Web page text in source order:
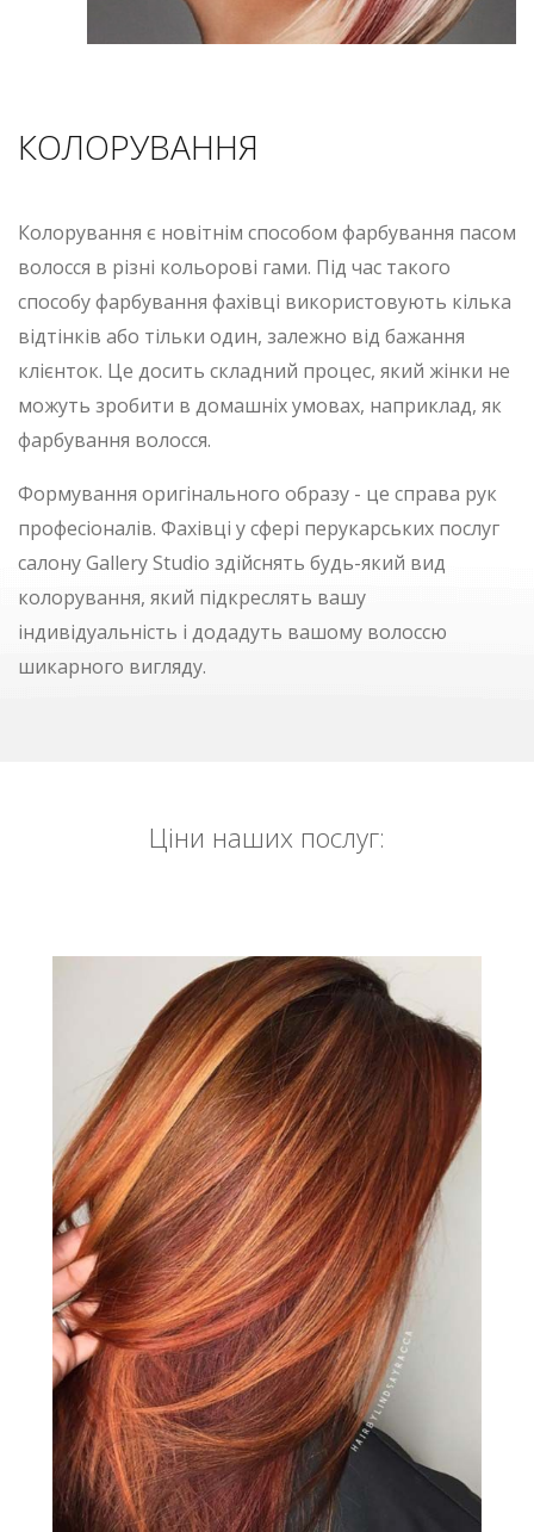
КОЛОРУВАННЯ
Колорування є новітнім способом фарбування пасом
волосся в різні кольорові гами. Під час такого
способу фарбування фахівці використовують кілька
відтінків або тільки один, залежно від бажання
клієнток. Це досить складний процес, який жінки не
можуть зробити в домашніх умовах, наприклад, як
фарбування волосся.
Формування оригінального образу - це справа рук
професіоналів. Фахівці у сфері перукарських послуг
салону Gallery Studio здійснять будь-який вид
колорування, який підкреслять вашу
індивідуальність і додадуть вашому волоссю
шикарного вигляду.
Ціни наших послуг: